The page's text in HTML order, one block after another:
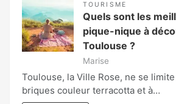
TOURISME
Quels sont les
pique-nique à
Toulouse ?
Marise
Toulouse, la Ville Rose, ne se
briques couleur terracotta et à…